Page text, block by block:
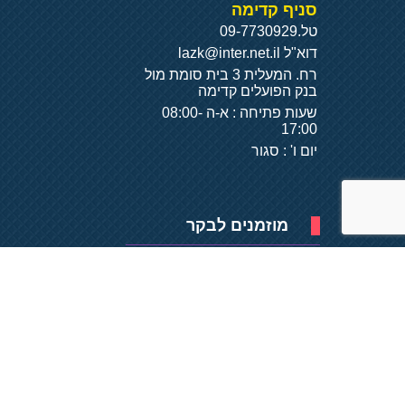
סניף קדימה
טל.09-7730929
דוא"ל
רח. המעלית 3 בית סומת מול
בנק הפועלים קדימה
שעות פתיחה : א-ה 08:00-
17:00
יום ו' : סגור
מוזמנים לבקר